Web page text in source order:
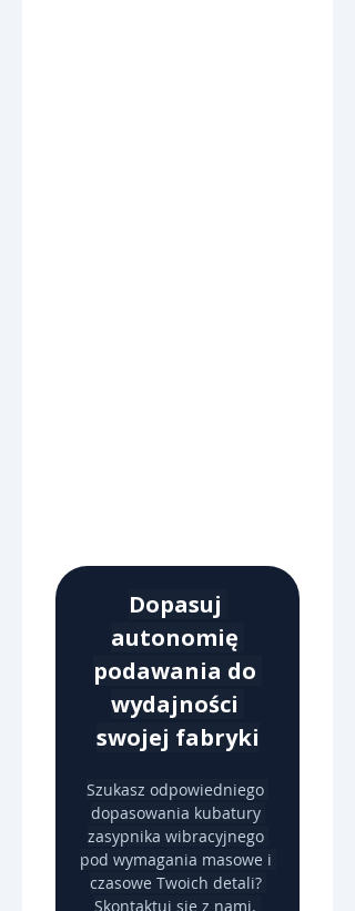
Dopasuj
autonomię
podawania do
wydajności
swojej fabryki
Szukasz odpowiedniego
dopasowania kubatury
zasypnika wibracyjnego
pod wymagania masowe i
czasowe Twoich detali?
Skontaktuj się z nami.